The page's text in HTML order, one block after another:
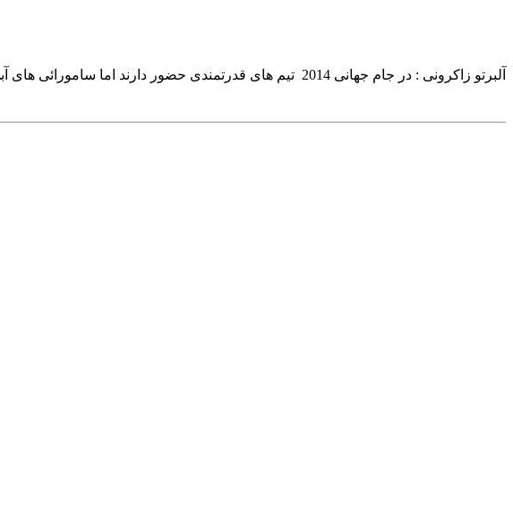
آلبرتو زاکرونی : در جام جهانی 2014 تیم های قدرتمندی حضور دارند اما سامورائی های آبی شگفتی می آفرینند